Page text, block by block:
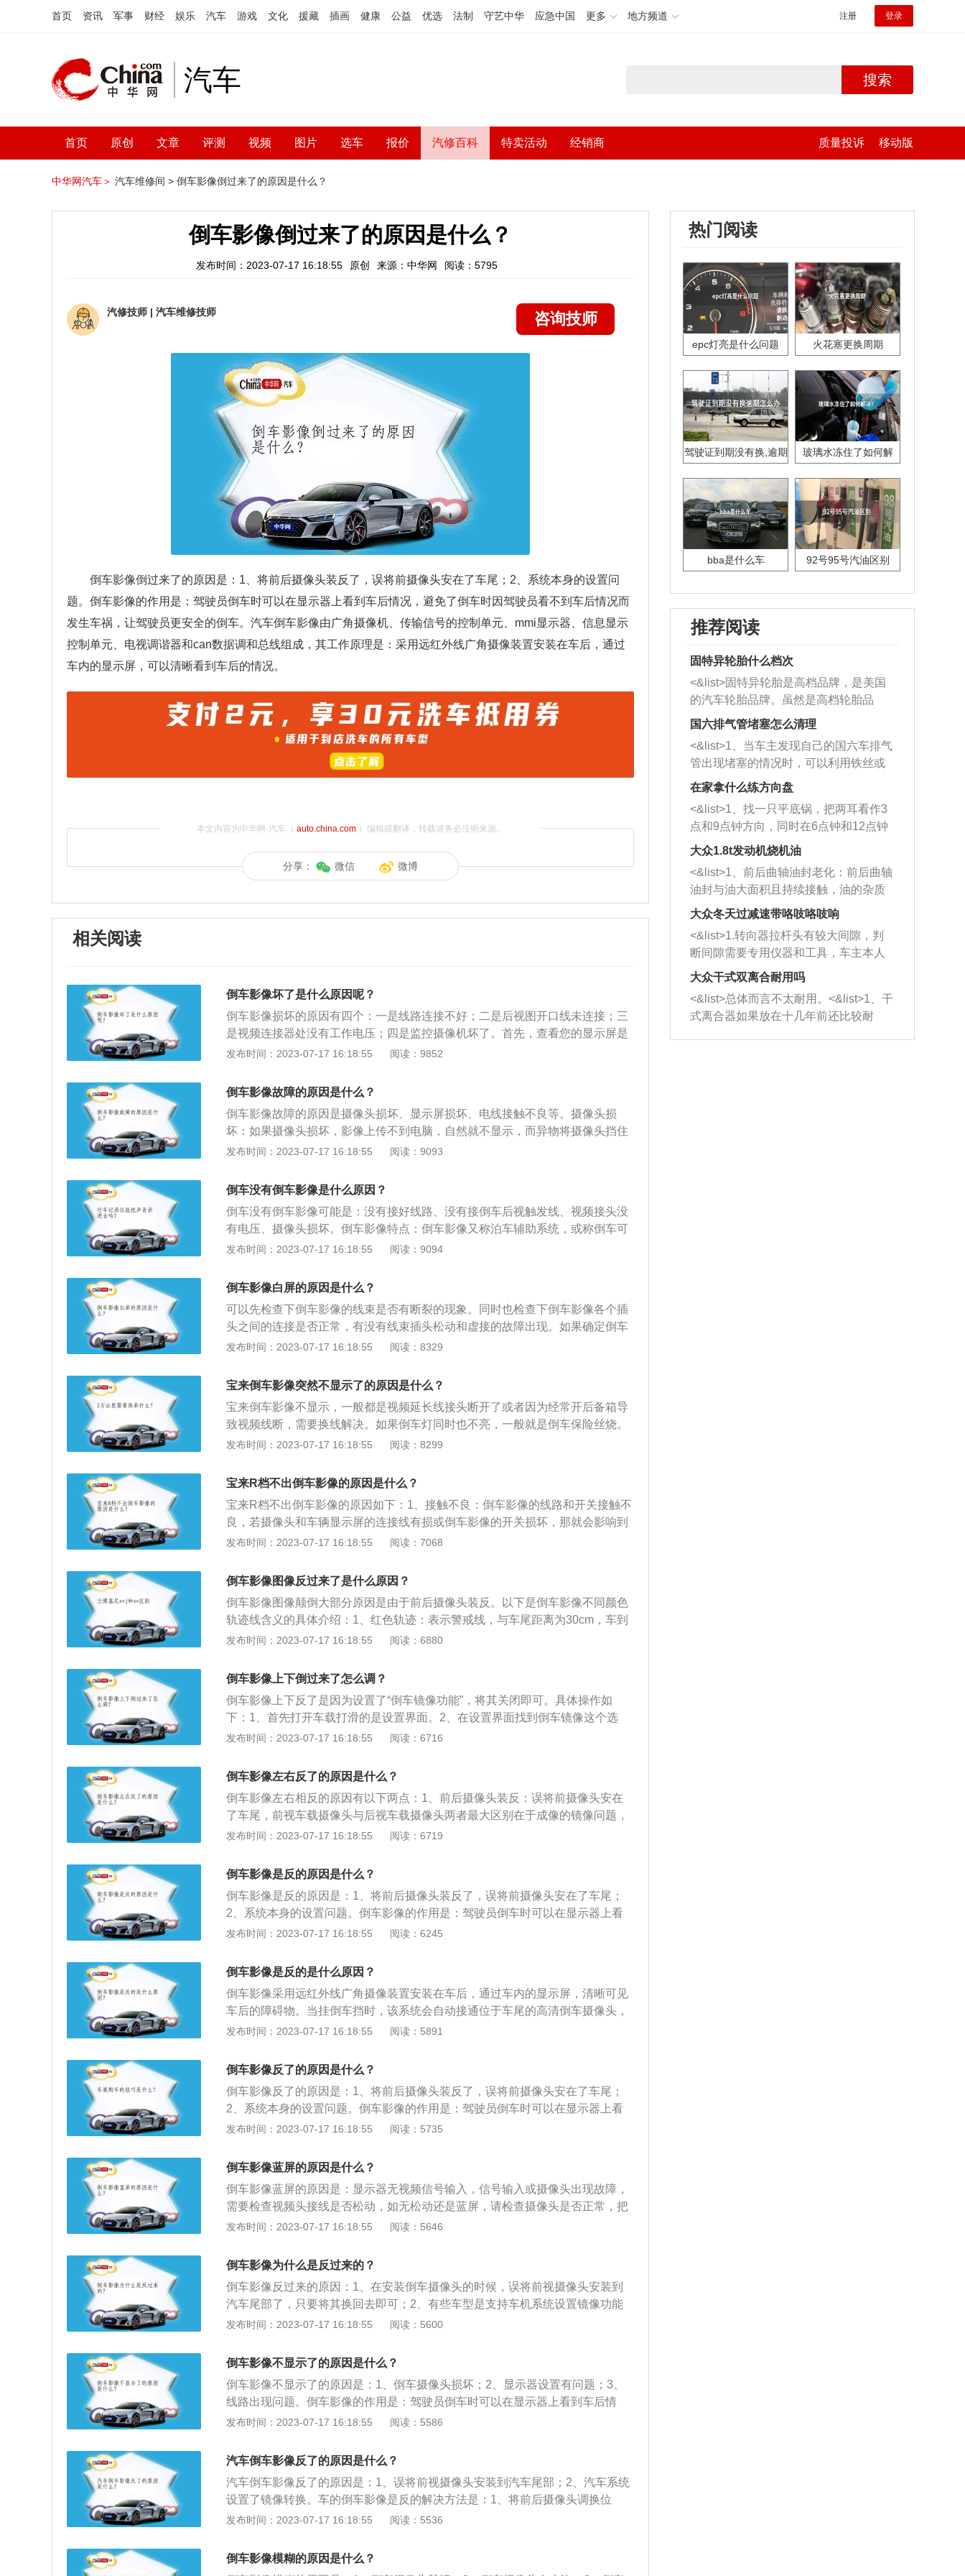
首页 资讯 军事 财经 娱乐 汽车 游戏 文化 援藏 插画 健康 公益 优选 法制 守艺中华 应急中国 更多 地方频道 注册 登录
汽车 搜索
首页 原创 文章 评测 视频 图片 选车 报价 汽修百科 特卖活动 经销商 质量投诉 移动版
中华网汽车＞ 汽车维修间 > 倒车影像倒过来了的原因是什么？
倒车影像倒过来了的原因是什么？
发布时间：2023-07-17 16:18:55 原创 来源：中华网 阅读：5795
汽修技师 | 汽车维修技师 咨询技师
倒车影像倒过来了的原因是：1、将前后摄像头装反了，误将前摄像头安在了车尾；2、系统本身的设置问
题。倒车影像的作用是：驾驶员倒车时可以在显示器上看到车后情况，避免了倒车时因驾驶员看不到车后情况而
发生车祸，让驾驶员更安全的倒车。汽车倒车影像由广角摄像机、传输信号的控制单元、mmi显示器、信息显示
控制单元、电视调谐器和can数据调和总线组成，其工作原理是：采用远红外线广角摄像装置安装在车后，通过
车内的显示屏，可以清晰看到车后的情况。
本文内容为中华网·汽车（ auto.china.com）编辑或翻译，转载请务必注明来源。
分享： 微信 微博
相关阅读
倒车影像坏了是什么原因呢？
倒车影像损坏的原因有四个：一是线路连接不好；二是后视图开口线未连接；三
是视频连接器处没有工作电压；四是监控摄像机坏了。首先，查看您的显示屏是
否损坏。您可以直接点击其他功能，如导航，查看是否可以在显示屏上正常显
可能导致无图像的原因之一。您可以再次检查线路，查看是否有明显损坏或接触
不良。其次，检查摄像机是否有明显裂纹或损坏。如果有裂缝，则裂缝可能被水
损坏。没有损坏或破裂的迹象。你可以去专门修理汽车线路的地方，检查摄像机
内部是否有损坏。最后，检查电路。您需要做的是找到倒车影像的电路，然后逐
个检查接头。如果接头接触不良，则会有间隙。建议您到汽车电气维修部进行检
在一起您也可以单独购买并更换该产品线。到目前为止，您可以找到倒车影像未
显示的故障。按照上述步骤检查没有问题。那直接开车去修理厂或汽车电气维修
厂，请专业人士帮你修理。
发布时间：2023-07-17 16:18:55 阅读：9852
倒车影像故障的原因是什么？
倒车影像故障的原因是摄像头损坏、显示屏损坏、电线接触不良等。摄像头损
坏：如果摄像头损坏，影像上传不到电脑，自然就不显示，而异物将摄像头挡住
就会显示黑屏。显示屏损坏：当显示屏一直黑屏启动不起来，或者出现花屏的问
良：如果经常走烂路，颠簸的环境可能会引起车体内部电线的松动或脱落，当电
线接触不良的时候，摄像头的画面就传送不到主机，倒车影像也就不显示。
发布时间：2023-07-17 16:18:55 阅读：9093
倒车没有倒车影像是什么原因？
倒车没有倒车影像可能是：没有接好线路、没有接倒车后视触发线、视频接头没
有电压、摄像头损坏。倒车影像特点：倒车影像又称泊车辅助系统，或称倒车可
视系统、车载监控系统等。该系统广泛应用于各类大、中、小车辆倒车或行车安
良了性能，并应用到各种车型上，如货车、大巴车、校车、联合收割机、玉米收
割机、客车、工程机械等大型车。倒车影像显示类型：不管从结构和外观上，还
是从性能上，都各有特点，使用较多的是数码显示、荧屏显示和多功能倒车镜显
示这三种。
发布时间：2023-07-17 16:18:55 阅读：9094
倒车影像白屏的原因是什么？
可以先检查下倒车影像的线束是否有断裂的现象。同时也检查下倒车影像各个插
头之间的连接是否正常，有没有线束插头松动和虚接的故障出现。如果确定倒车
影像的线束没有问题，那就很有可能是倒车影像的摄像头出现了故障。1、简
广泛应用于各类大、中、小车辆倒车或行车安全辅助领域。2、扩展资料：汽车
倒车影像是一个系列整体的系统，也可以由摄像装置添加车载显示器添加。当然
360度全景可视系统弥补了国内只能通过雷达或者单一的后视摄像头提供的影
像。
发布时间：2023-07-17 16:18:55 阅读：8329
宝来倒车影像突然不显示了的原因是什么？
宝来倒车影像不显示，一般都是视频延长线接头断开了或者因为经常开后备箱导
致视频线断，需要换线解决。如果倒车灯同时也不亮，一般就是倒车保险丝烧。
以下是相关信息：摄像头故障：摄像头损坏或者被挡住。如果摄像头损坏，影像
头。电线接触不良：如果车主经常走烂路，颠簸的环境可能会引起车体内部电线
的松动或脱落。当电线接触不良时，摄像头映射的画面传不到主机上。这种情
况，需要检查中控面板内部电线。
发布时间：2023-07-17 16:18:55 阅读：8299
宝来R档不出倒车影像的原因是什么？
宝来R档不出倒车影像的原因如下：1、接触不良：倒车影像的线路和开关接触不
良，若摄像头和车辆显示屏的连接线有损或倒车影像的开关损坏，那就会影响到
出来倒车影像不显示的问题。解决方法是需要重新连接线路或更换新的开关。
乱码、倒车影像格式化等。解决方法是需要到修理店请专业人士进行检查，以明
确故障原因。
发布时间：2023-07-17 16:18:55 阅读：7068
倒车影像图像反过来了是什么原因？
倒车影像图像颠倒大部分原因是由于前后摄像头装反。以下是倒车影像不同颜色
轨迹线含义的具体介绍：1、红色轨迹：表示警戒线，与车尾距离为30cm，车到
此线附近，车位刚好，不可以再倒车。2、黄色轨迹：表示减速线，与车尾距离6
障碍物与车尾的距离较大，可以放心往后倒车。
发布时间：2023-07-17 16:18:55 阅读：6880
倒车影像上下倒过来了怎么调？
倒车影像上下反了是因为设置了“倒车镜像功能”，将其关闭即可。具体操作如
下：1、首先打开车载打滑的是设置界面。2、在设置界面找到倒车镜像这个选
项。3、它的默认是开启的状态，将设置倒车镜影像的状态改成关闭，关掉这个
红外线广角摄像装置，安装在汽车的车后，通过车内显示屏可以清洗地显示车后
的障碍物。2、倒车影像还有一定的夜视能力，即使在夜晚光线不是很足的情况
下也能显示的清晰。3、驾驶员在车内倒车可以通过显示器看到车后的画面，避
免因为倒车看不到后方而发生交通事故，能够让驾驶员倒车更加放心。4、倒车
影像在汽车挂上倒挡之后自动开启，它是通过两条虚线模拟车轮行驶的轨迹，会
们分别代表不同的车尾距离，如果是红色线接触到物体，说明车尾距离只要30公
分，要停止倒车。
发布时间：2023-07-17 16:18:55 阅读：6716
倒车影像左右反了的原因是什么？
倒车影像左右相反的原因有以下两点：1、前后摄像头装反：误将前摄像头安在
了车尾，前视车载摄像头与后视车载摄像头两者最大区别在于成像的镜像问题，
如果把后视摄像头当前视摄像头用，那在显示屏上的影像，左右是相反的图像。
备里的设置按钮，查找一下有没有镜像调整或倒车镜像功能，然后点击进行关闭
即可。
发布时间：2023-07-17 16:18:55 阅读：6719
倒车影像是反的原因是什么？
倒车影像是反的原因是：1、将前后摄像头装反了，误将前摄像头安在了车尾；
2、系统本身的设置问题。倒车影像的作用是：驾驶员倒车时可以在显示器上看
到车后情况，避免了倒车时因驾驶员看不到车后情况而发生车祸，让驾驶员更安
息显示控制单元、电视调谐器和can数据调和总线组成，其工作原理是：采用远
红外线广角摄像装置安装在车后，通过车内的显示屏，可以清晰看到车后的情
况。
发布时间：2023-07-17 16:18:55 阅读：6245
倒车影像是反的是什么原因？
倒车影像采用远红外线广角摄像装置安装在车后，通过车内的显示屏，清晰可见
车后的障碍物。当挂倒车挡时，该系统会自动接通位于车尾的高清倒车摄像头，
将车后状况清晰的显示于倒车液晶显示屏上，让驾驶者准备把握后方路况。以下
右颠倒，如果倒车图像出现这种问题，可能原因有两个，一种是前后摄像头装
反，即误将前摄像头安在了车尾，前视车载摄像头与后视车载摄像头两者最大区
别在于成像的镜像问题，如果把后视摄像头当前视摄像头用，那在显示屏上的影
像，将左右相反。2.造成倒车影像左右相反的原因还有一种可能就是系统本身的
设置问题，可以重新挂入倒挡，在倒车影像的模式下找到导航设备里的设置按
发布时间：2023-07-17 16:18:55 阅读：5891
倒车影像反了的原因是什么？
倒车影像反了的原因是：1、将前后摄像头装反了，误将前摄像头安在了车尾；
2、系统本身的设置问题。倒车影像的作用是：驾驶员倒车时可以在显示器上看
到车后情况，避免了倒车时因驾驶员看不到车后情况而发生车祸，让驾驶员更安
息显示控制单元、电视调谐器和can数据调和总线组成，其工作原理是：采用远
红外线广角摄像装置安装在车后，通过车内的显示屏，可以清晰看到车后的情
况。
发布时间：2023-07-17 16:18:55 阅读：5735
倒车影像蓝屏的原因是什么？
倒车影像蓝屏的原因是：显示器无视频信号输入，信号输入或摄像头出现故障，
需要检查视频头接线是否松动，如无松动还是蓝屏，请检查摄像头是否正常，把
摄像头接到其他显示器看是否有画面，如果还是没有建议将摄像头的电源线和数
视系统、车载监控系统等，该系统广泛应用于各类大、中、小车辆倒车或行车安
全铺助领域。
发布时间：2023-07-17 16:18:55 阅读：5646
倒车影像为什么是反过来的？
倒车影像反过来的原因：1、在安装倒车摄像头的时候，误将前视摄像头安装到
汽车尾部了，只要将其换回去即可；2、有些车型是支持车机系统设置镜像功能
的，可能是不小心将这个镜像功能打开了，只需找到系统里面的倒车影像设置
影像又称泊车辅助系统，或称倒车可视系统、车载监控系统等，该系统广泛应用
于各类大、中、小车辆倒车或行车安全辅助领域。
发布时间：2023-07-17 16:18:55 阅读：5600
倒车影像不显示了的原因是什么？
倒车影像不显示了的原因是：1、倒车摄像头损坏；2、显示器设置有问题；3、
线路出现问题。倒车影像的作用是：驾驶员倒车时可以在显示器上看到车后情
况，避免了倒车时因驾驶员看不到车后情况而发生车祸，让驾驶员更安全的倒
显示屏，可以清晰看到车后的情况。倒车影像线的接线步骤是：1、拆除蓄电池
电源供电连接线；2、取出车灯小牌，将线束穿过车灯小牌的位置；3、连接转接
线，红色连接正极，黑色连接负极，摄像头的信号线连接信号延长线；4、将信
号延长线连接到显示器；5、走线结束，恢复蓄电池供电即可。
发布时间：2023-07-17 16:18:55 阅读：5586
汽车倒车影像反了的原因是什么？
汽车倒车影像反了的原因是：1、误将前视摄像头安装到汽车尾部；2、汽车系统
设置了镜像转换。车的倒车影像是反的解决方法是：1、将前后摄像头调换位
置；2、在车内找到倒车影像设置将其调整为正常模式。倒车影像的作用是：驾
况而发生车祸，让驾驶员更安全的倒车。倒车影像工作原理是：采用远红外线广
角摄像装置安装在车后，通过车内的显示屏，可以清晰看到车后的情况。
发布时间：2023-07-17 16:18:55 阅读：5536
倒车影像模糊的原因是什么？
热门阅读
epc灯亮是什么问题 火花塞更换周期
驾驶证到期没有换,逾期
玻璃水冻住了如何解
bba是什么车 92号95号汽油区别
推荐阅读
固特异轮胎什么档次
<&list>固特异轮胎是高档品牌，是美国
的汽车轮胎品牌。虽然是高档轮胎品
牌，但是中高低端的轮胎都有生产，这
也是为了更好的开拓市场。
国六排气管堵塞怎么清理
<&list>1、当车主发现自己的国六车排气
管出现堵塞的情况时，可以利用铁丝或
者是细棍，直接将杂物给取出来，如果
堵塞情况比较严重，也可以采取应急措
施。 <&list>2、直接利用木棍将所有的
杂物推到排气管里面的位置处，然后将
三元催化器拆解开，就可以将堵塞的东
西取出来。但如果是因为积碳过多引起
的堵塞，就需要将三元催化器泡在草酸
洗剂对堵塞的情况得到解决，将清洗剂
放在燃油箱中，与燃油混合后，车辆启
动时，就可以和汽油一起进入到燃烧
室，最后形成废气排出，就可以让三元
催化器得到清洗，排气管堵塞的情况就
能够得到解决。
在家拿什么练方向盘
<&list>1、找一只平底锅，把两耳看作3
点和9点钟方向，同时在6点钟和12点钟
方向做一个标记。 <&list>2、双手握住
一圈半的练习，往右同样也要打相同的
圈数。 <&list>3、最后强调要反复练
习，这样就可以形成肌肉记忆，在真实
驾驶车辆时，不需要记忆也能打好方
向。
大众1.8t发动机烧机油
<&list>1、前后曲轴油封老化：前后曲轴
油封与油大面积且持续接触，油的杂质
和发动机内持续温度变化使其密封效果
逐渐减弱，导致渗油或漏油。<&list>2、
活塞间隙过大：积碳会使活塞环与缸体
的间隙扩大，导致机油流入燃烧室中，
造成烧机油。<&list>3、机油粘度。使用
机油粘度过小的话，同样会有烧机油现
象，机油粘度过小具有很好的流动性，
大众冬天过减速带咯吱咯吱响
<&list>1.转向器拉杆头有较大间隙，判
断间隙需要专用仪器和工具，车主本人
无法制作，需要将车辆送到修理厂或4s
店；<&list>2.车辆半轴套管防尘罩破
裂，破裂后会出现漏油现象，使半轴磨
损严重，磨损的半轴容易损坏，产生异
响；<&list>3.稳定器的转向胶套和球头
大众干式双离合耐用吗
<&list>总体而言不太耐用。<&list>1、干
式离合器如果放在十几年前还比较耐